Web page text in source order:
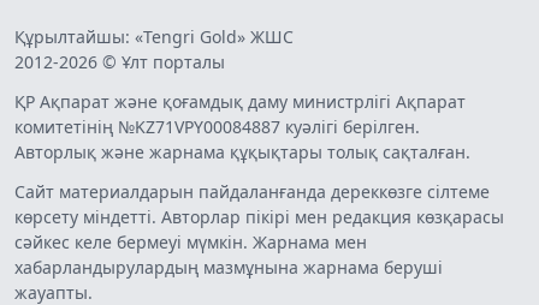
Құрылтайшы: «Tengri Gold» ЖШС
2012-2026 © Ұлт порталы
ҚР Ақпарат және қоғамдық даму министрлігі Ақпарат
комитетінің №KZ71VPY00084887 куәлігі берілген.
Авторлық және жарнама құқықтары толық сақталған.
Сайт материалдарын пайдаланғанда дереккөзге сілтеме
көрсету міндетті. Авторлар пікірі мен редакция көзқарасы
сәйкес келе бермеуі мүмкін. Жарнама мен
хабарландырулардың мазмұнына жарнама беруші
жауапты.